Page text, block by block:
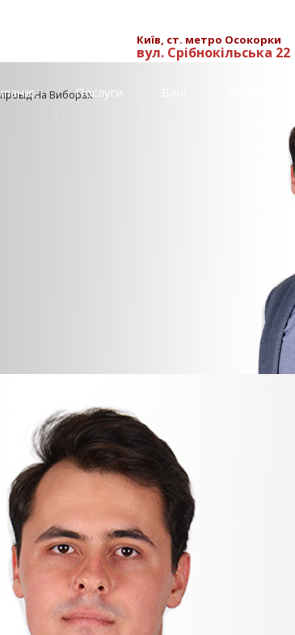
Київ, ст. метро Осокорки
вул. Срібнокільська 22
Послуги
На Виборах